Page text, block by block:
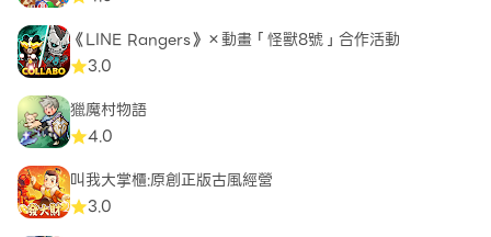
《LINE Rangers》×動畫「怪獸8號」合作活動
3.0
獵魔村物語
4.0
叫我大掌櫃:原創正版古風經營
3.0